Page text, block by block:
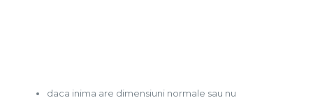
daca inima are dimensiuni normale sau nu